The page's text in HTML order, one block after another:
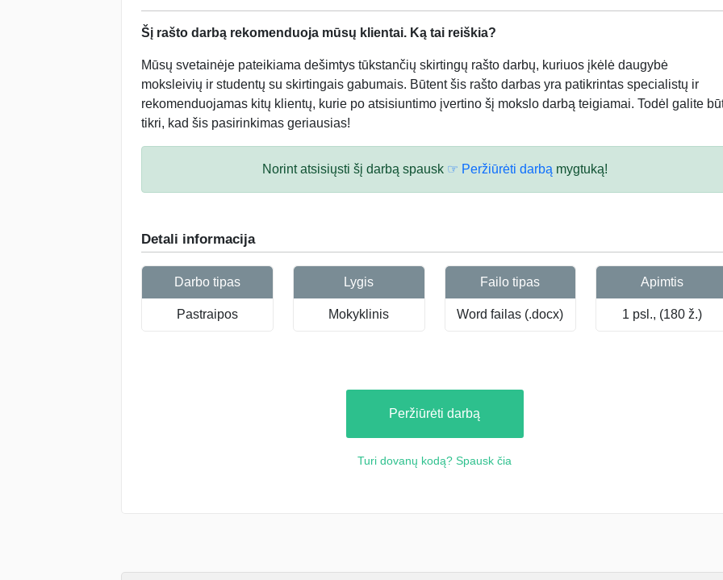
Šį rašto darbą rekomenduoja mūsų klientai. Ką tai reiškia?
Mūsų svetainėje pateikiama dešimtys tūkstančių skirtingų rašto darbų, kuriuos įkėlė daugybė
moksleivių ir studentų su skirtingais gabumais. Būtent šis rašto darbas yra patikrintas specialistų ir
rekomenduojamas kitų klientų, kurie po atsisiuntimo įvertino šį mokslo darbą teigiamai. Todėl galite
tikri, kad šis pasirinkimas geriausias!
Norint atsisiųsti šį darbą spausk ☞ Peržiūrėti darbąmygtuką!
Detali informacija
Darbo tipas
Pastraipos
Lygis
Mokyklinis
Failo tipas
Word failas (.docx)
Apimtis
1 psl., (180 ž.)
Peržiūrėti darbą
Turi dovanų kodą? Spausk čia